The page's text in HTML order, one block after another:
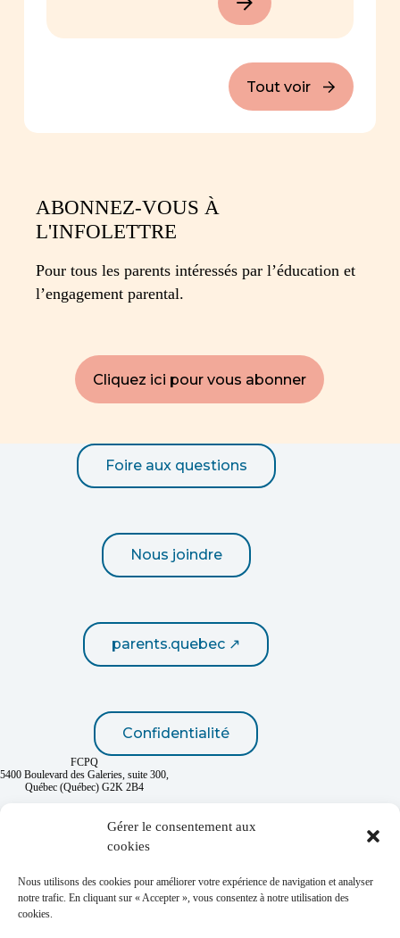
Gérer le consentement aux
cookies
Nous utilisons des cookies pour améliorer votre expérience de navigation et analyser
notre trafic. En cliquant sur « Accepter », vous consentez à notre utilisation des
cookies.
Tout voir
ABONNEZ-VOUS À
L'INFOLETTRE
Pour tous les parents intéressés par l’éducation et
l’engagement parental.
Cliquez ici pour vous abonner
Foire aux questions
Nous joindre
parents.quebec ↗
Confidentialité
FCPQ
5400 Boulevard des Galeries, suite 300,
Québec (Québec) G2K 2B4
1 800 463-7268